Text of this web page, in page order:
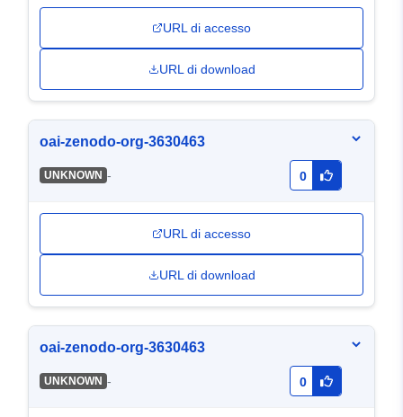
URL di accesso
URL di download
oai-zenodo-org-3630463
UNKNOWN - 0
URL di accesso
URL di download
oai-zenodo-org-3630463
UNKNOWN - 0